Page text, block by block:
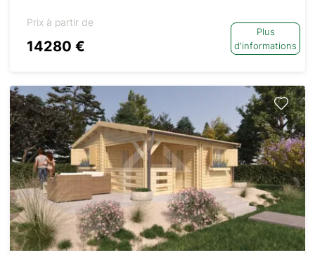
Prix à partir de
14280 €
Plus
d'informations